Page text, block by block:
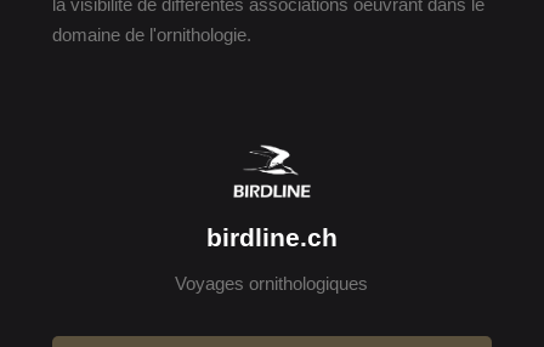
la visibilité de différentes associations oeuvrant dans le
domaine de l'ornithologie.
birdline.ch
Voyages ornithologiques